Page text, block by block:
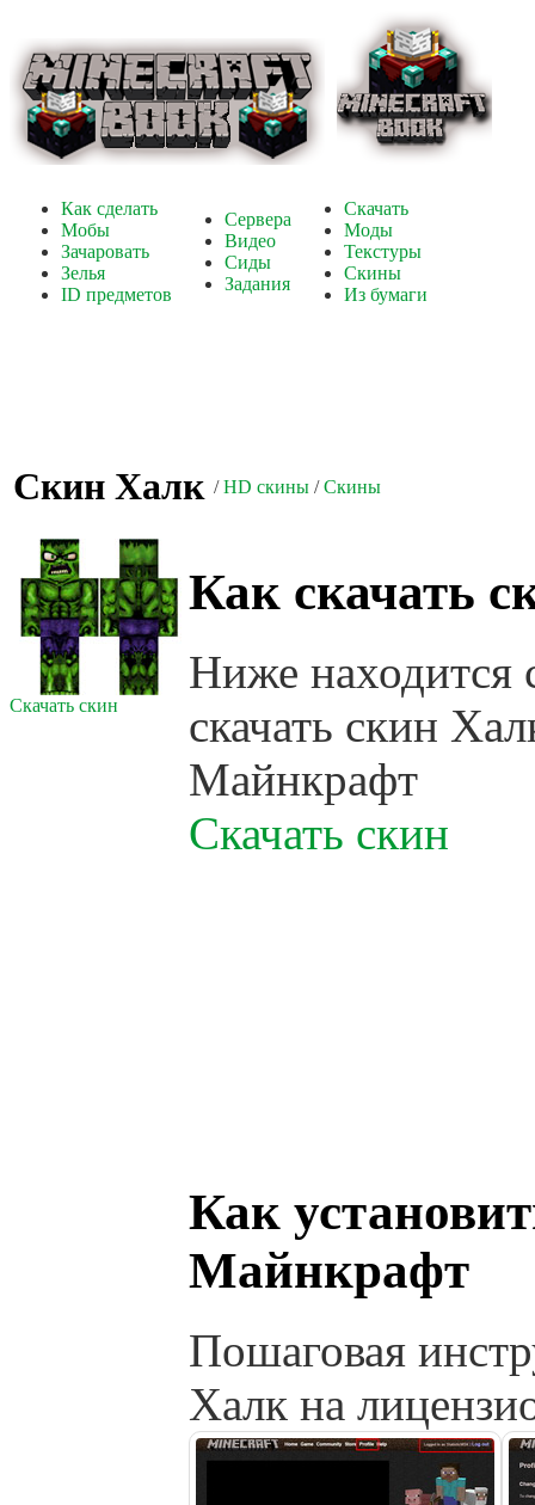
Как сделать
Мобы
Зачаровать
Зелья
ID предметов
Сервера
Видео
Сиды
Задания
Скачать
Моды
Текстуры
Скины
Из бумаги
Скин Халк /HD скины /Скины
Скачать скин
Как скачать
Ниже находится
скачать скин
Майнкрафт
Скачать скин
Как
Майнкрафт
Пошаговая
Халк на